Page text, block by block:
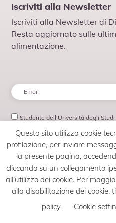
Scopri il progetto
Iscriviti alla Newsletter
Iscriviti alla Newsletter di
Resta aggiornato sulle
alimentazione.
Email *
Studente
Studente dell'Unversità degli Studi
Consenso *
Ho letto la Privacy Policy.
Chi siamo
Questo sito utilizza cookie
profilazione, per inviare
la presente pagina,
cliccando su un collegamento
all’utilizzo dei cookie. Per
alla disabilitazione dei cookie,
policy.
Cookie